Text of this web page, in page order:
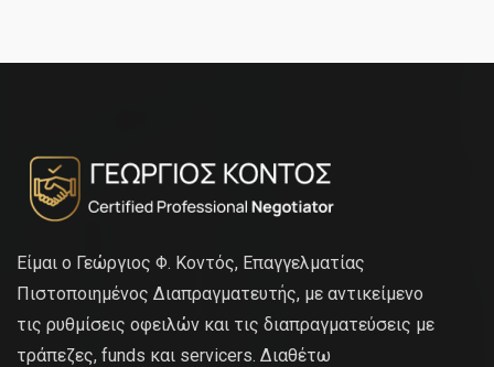
Είμαι ο Γεώργιος Φ. Κοντός, Επαγγελματίας
Πιστοποιημένος Διαπραγματευτής, με αντικείμενο
τις ρυθμίσεις οφειλών και τις διαπραγματεύσεις με
τράπεζες, funds και servicers. Διαθέτω